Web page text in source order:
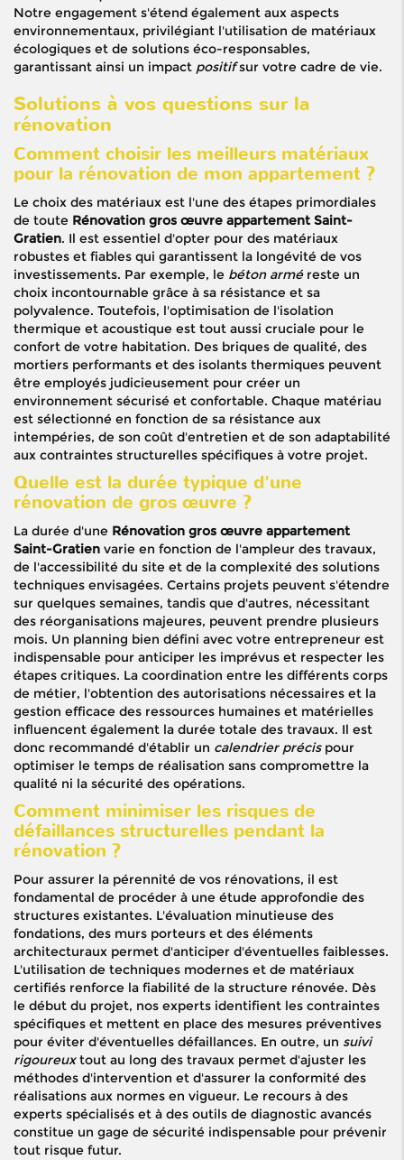
Notre engagement s'étend également aux aspects
environnementaux, privilégiant l'utilisation de matériaux
écologiques et de solutions éco-responsables,
garantissant ainsi un impact positifsur votre cadre de vie.
Solutions à vos questions sur la
rénovation
Comment choisir les meilleurs matériaux
pour la rénovation de mon appartement ?
Le choix des matériaux est l'une des étapes primordiales
de toute Rénovation gros œuvre appartement Saint-
Gratien. Il est essentiel d'opter pour des matériaux
robustes et fiables qui garantissent la longévité de vos
investissements. Par exemple, le béton arméreste un
choix incontournable grâce à sa résistance et sa
polyvalence. Toutefois, l'optimisation de l'isolation
thermique et acoustique est tout aussi cruciale pour le
confort de votre habitation. Des briques de qualité, des
mortiers performants et des isolants thermiques peuvent
être employés judicieusement pour créer un
environnement sécurisé et confortable. Chaque matériau
est sélectionné en fonction de sa résistance aux
intempéries, de son coût d'entretien et de son adaptabilité
aux contraintes structurelles spécifiques à votre projet.
Quelle est la durée typique d'une
rénovation de gros œuvre ?
La durée d'une Rénovation gros œuvre appartement
Saint-Gratien varie en fonction de l'ampleur des travaux,
de l'accessibilité du site et de la complexité des solutions
techniques envisagées. Certains projets peuvent s'étendre
sur quelques semaines, tandis que d'autres, nécessitant
des réorganisations majeures, peuvent prendre plusieurs
mois. Un planning bien défini avec votre entrepreneur est
indispensable pour anticiper les imprévus et respecter les
étapes critiques. La coordination entre les différents corps
de métier, l'obtention des autorisations nécessaires et la
gestion efficace des ressources humaines et matérielles
influencent également la durée totale des travaux. Il est
donc recommandé d'établir un calendrier précispour
optimiser le temps de réalisation sans compromettre la
qualité ni la sécurité des opérations.
Comment minimiser les risques de
défaillances structurelles pendant la
rénovation ?
Pour assurer la pérennité de vos rénovations, il est
fondamental de procéder à une étude approfondie des
structures existantes. L'évaluation minutieuse des
fondations, des murs porteurs et des éléments
architecturaux permet d'anticiper d'éventuelles faiblesses.
L'utilisation de techniques modernes et de matériaux
certifiés renforce la fiabilité de la structure rénovée. Dès
le début du projet, nos experts identifient les contraintes
spécifiques et mettent en place des mesures préventives
pour éviter d'éventuelles défaillances. En outre, un suivi
rigoureuxtout au long des travaux permet d'ajuster les
méthodes d'intervention et d'assurer la conformité des
réalisations aux normes en vigueur. Le recours à des
experts spécialisés et à des outils de diagnostic avancés
constitue un gage de sécurité indispensable pour prévenir
tout risque futur.